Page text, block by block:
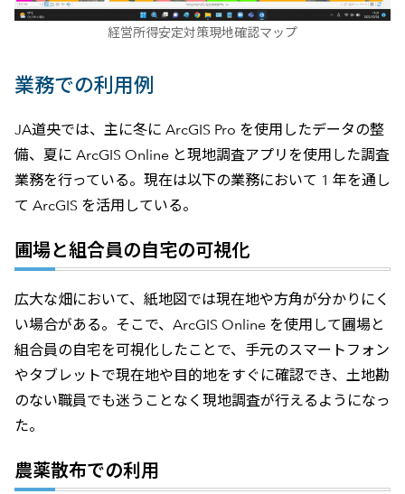
経営所得安定対策現地確認マップ
業務での利用例
JA道央では、主に冬に ArcGIS Pro を使用したデータの整
備、夏に ArcGIS Online と現地調査アプリを使用した調査
業務を行っている。現在は以下の業務において 1 年を通し
て ArcGIS を活用している。
圃場と組合員の自宅の可視化
広大な畑において、紙地図では現在地や方角が分かりにく
い場合がある。そこで、ArcGIS Online を使用して圃場と
組合員の自宅を可視化したことで、手元のスマートフォン
やタブレットで現在地や目的地をすぐに確認でき、土地勘
のない職員でも迷うことなく現地調査が行えるようになっ
た。
農薬散布での利用